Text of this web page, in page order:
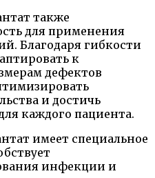
также
для применения
Благодаря гибкости
к
дефектов
и достичь
каждого пациента.
имеет специальное
инфекции и